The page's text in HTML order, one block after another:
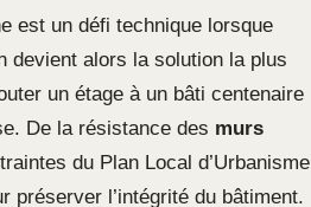
est un défi technique lorsque
devient alors la solution la plus
un étage à un bâti centenaire
De la résistance des murs
du Plan Local d’Urbanisme
préserver l’intégrité du bâtiment.